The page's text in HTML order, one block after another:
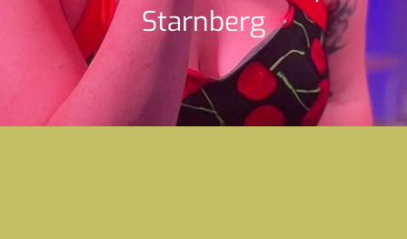
Starnberg